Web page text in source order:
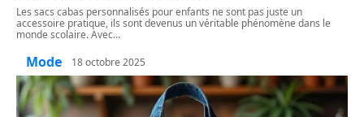
Les sacs cabas personnalisés pour enfants ne sont pas juste un
accessoire pratique, ils sont devenus un véritable phénomène dans le
monde scolaire. Avec…
Mode 18 octobre 2025